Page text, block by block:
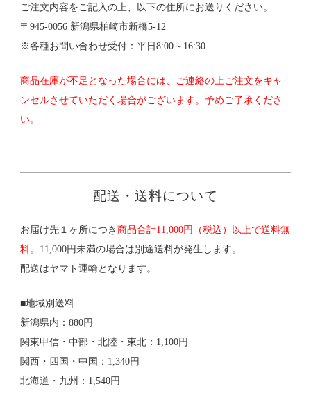
ご注文内容をご記入の上、以下の住所にお送りください。
〒945-0056 新潟県柏崎市新橋5-12
※各種お問い合わせ受付：平日8:00～16:30
商品在庫が不足となった場合には、ご連絡の上ご注文をキャ
ンセルさせていただく場合がございます。予めご了承くださ
い。
配送・送料について
お届け先１ヶ所につき商品合計11,000円（税込）以上で送料無
料。 11,000円未満の場合は別途送料が発生します。
配送はヤマト運輸となります。
■地域別送料
新潟県内：880円
関東甲信・中部・北陸・東北：1,100円
関西・四国・中国：1,340円
北海道・九州：1,540円